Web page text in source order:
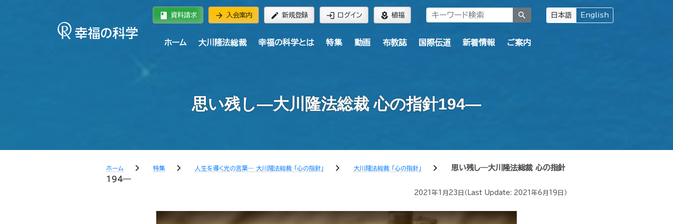
book 資料請求 arrow_forward 入会案内 edit 新規登録 login ログイン local_florist 植福 search 日本語 English
ホーム 大川隆法総裁 幸福の科学とは 特集 動画 布教誌 国際伝道 新着情報 ご案内
思い残し―大川隆法総裁 心の指針194―
ホーム chevron_right 特集 chevron_right 人生を導く光の言葉― 大川隆法総裁 「心の指針」 chevron_right 大川隆法総裁 「心の指針」 chevron_right
思い残し―大川隆法総裁 心の指針
194―
2021年1月23日 （Last Update: 2021年6月19日 ）